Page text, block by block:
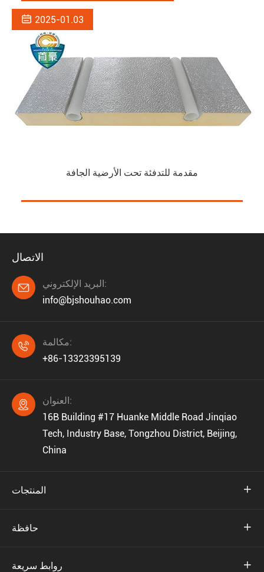
 2025-01.03
مقدمة للتدفئة تحت الأرضية الجافة
الاتصال

البريد الإلكتروني:
info@bjshouhao.com

مكالمة:
+86-13323395139

العنوان:
16B Building #17 Huanke Middle Road Jinqiao
Tech, Industry Base, Tongzhou District, Beijing,
China
المنتجات 
حافظة 
روابط سريعة 